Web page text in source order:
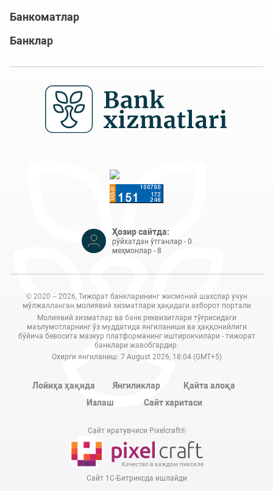
Банкоматлар
Банклар
Ҳозир сайтда:
рўйхатдан ўтганлар - 0
меҳмонлар - 8
© 2020 – 2026, Тижорат банкларининг жисмоний шахслар учун
мўлжалланган молиявий хизматлари ҳақидаги ахборот портали
Молиявий хизматлар ва банк реквизитлари тўғрисидаги
маълумотларнинг ўз муддатида янгиланиши ва ҳаққонийлиги
бўйича бевосита мазкур платформанинг иштирокчилари - тижорат
банклари жавобгардир.
Охирги янгиланиш: 7 August 2026, 18:04 (GMT+5)
Лойиҳа ҳақида Янгиликлар
Қайта алоқа
Излаш
Сайт харитаси
Сайт яратувчиси Pixelcraft®
Сайт 1C-Битриксда ишлайди